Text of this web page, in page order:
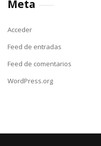
Meta
Acceder
Feed de entradas
Feed de comentarios
WordPress.org